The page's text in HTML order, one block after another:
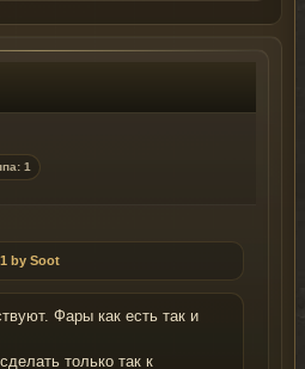
1
by Soot
Фары как есть так и
только так к